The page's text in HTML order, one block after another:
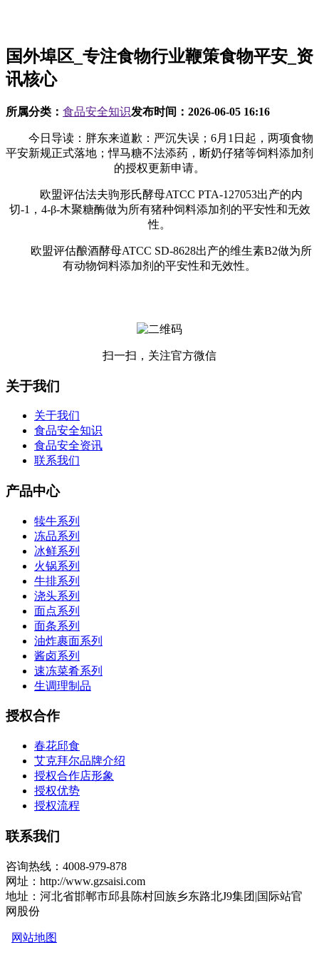
国外埠区_专注食物行业鞭策食物平安_资
讯核心
所属分类： 食品安全知识发布时间： 2026-06-05 16:16
今日导读：胖东来道歉：严沉失误；6月1日起，两项食物
平安新规正式落地；悍马糖不法添药，断奶仔猪等饲料添加剂
的授权更新申请。
欧盟评估法夫驹形氏酵母ATCC PTA-127053出产的内
切-1，4-β-木聚糖酶做为所有猪种饲料添加剂的平安性和无效
性。
欧盟评估酿酒酵母ATCC SD-8628出产的维生素B2做为所
有动物饲料添加剂的平安性和无效性。
扫一扫，关注官方微信
关于我们
关于我们
食品安全知识
食品安全资讯
联系我们
产品中心
犊牛系列
冻品系列
冰鲜系列
火锅系列
牛排系列
浇头系列
面点系列
面条系列
油炸裹面系列
酱卤系列
速冻菜肴系列
生调理制品
授权合作
春花邱食
艾克拜尔品牌介绍
授权合作店形象
授权优势
授权流程
联系我们
咨询热线：4008-979-878
网址：http://www.gzsaisi.com
地址：河北省邯郸市邱县陈村回族乡东路北J9集团|国际站官
网股份
网站地图